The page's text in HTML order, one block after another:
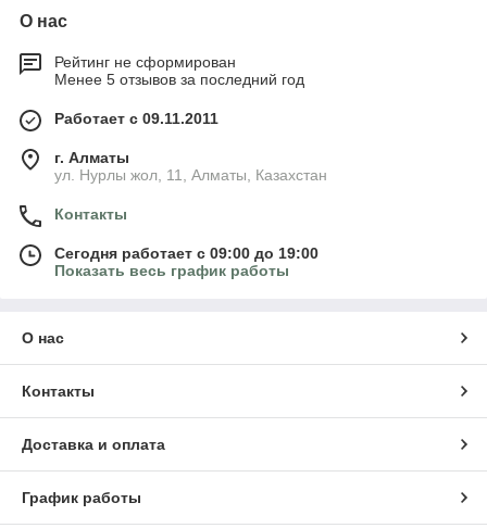
О нас
Рейтинг не сформирован
Менее 5 отзывов за последний год
Работает с 09.11.2011
г. Алматы
ул. Нурлы жол, 11, Алматы, Казахстан
Контакты
Сегодня работает с 09:00 до 19:00
Показать весь график работы
О нас
Контакты
Доставка и оплата
График работы